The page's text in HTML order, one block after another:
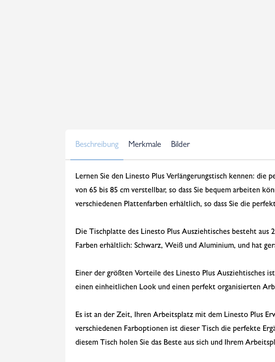
Beschreibung Merkmale Bilder
Lernen Sie den Linesto Plus Verlängerungstisch kennen: die
von 65 bis 85 cm verstellbar, so dass Sie bequem arbeiten
verschiedenen Plattenfarben erhältlich, so dass Sie die
Die Tischplatte des Linesto Plus Ausziehtisches besteht
Farben erhältlich: Schwarz, Weiß und Aluminium, und hat
Einer der größten Vorteile des Linesto Plus Ausziehtisches
einen einheitlichen Look und einen perfekt organisierten
Es ist an der Zeit, Ihren Arbeitsplatz mit dem Linesto Plus
verschiedenen Farboptionen ist dieser Tisch die perfekte
diesem Tisch holen Sie das Beste aus sich und Ihrem